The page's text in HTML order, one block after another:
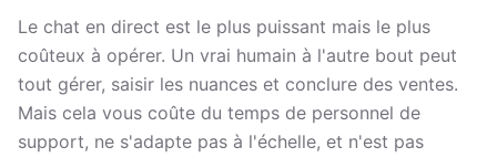
Le chat en direct est le plus puissant mais le plus
coûteux à opérer. Un vrai humain à l'autre bout peut
tout gérer, saisir les nuances et conclure des ventes.
Mais cela vous coûte du temps de personnel de
support, ne s'adapte pas à l'échelle, et n'est pas